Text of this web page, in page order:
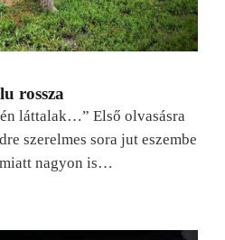
rossza
láttalak…” Első olvasásra
szerelmes sora jut eszembe
nagyon is…